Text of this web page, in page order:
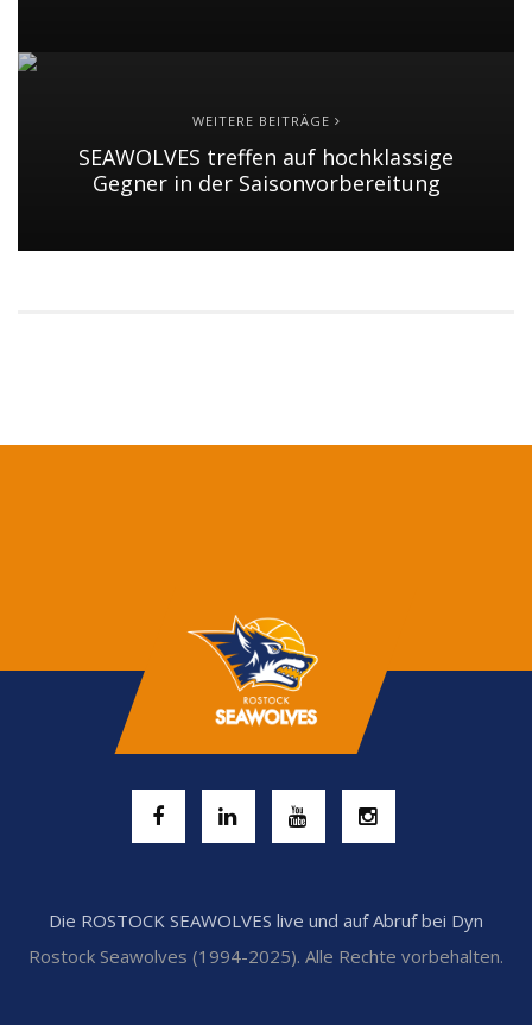
WEITERE BEITRÄGE
SEAWOLVES treffen auf hochklassige
Gegner in der Saisonvorbereitung
Die ROSTOCK SEAWOLVES live und auf Abruf bei Dyn
Rostock Seawolves (1994-2025). Alle Rechte vorbehalten.